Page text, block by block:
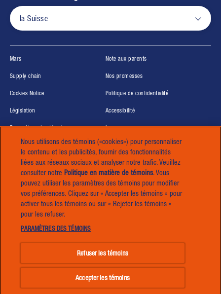
Mars(opens in new window) Note aux parents(opens in new window)
Supply chain Nos promesses(opens in new window)
Cookies Notice(opens in new window) Politique de confidentialité(opens in new
Législation Accessibilité(opens in new window)
Paramètres des témoins Impressum(opens in new window)
Global Human Rights (opens in new window)Carrières(opens in new window)
la Suisse
®™ Marken © Mars, Eingebunden 2026 An Affiliate of Mars, Incorporated
Vous aimez Ben's Original™ ? Découvrez
d'autres marques de Mars.
Nous utilisons des témoins («cookies») pour personnaliser
le contenu et les publicités, fournir des fonctionnalités
liées aux réseaux sociaux et analyser notre trafic. Veuillez
consulter notre Politique en matière de témoins(opens in a new
tab)
. Vous
pouvez utiliser les paramètres des témoins pour modifier
vos préférences. Cliquez sur « Accepter les témoins » pour
activer tous les témoins ou sur « Rejeter les témoins »
pour les refuser.
PARAMÈTRES DES TÉMOINS
Refuser les témoins
Accepter les témoins